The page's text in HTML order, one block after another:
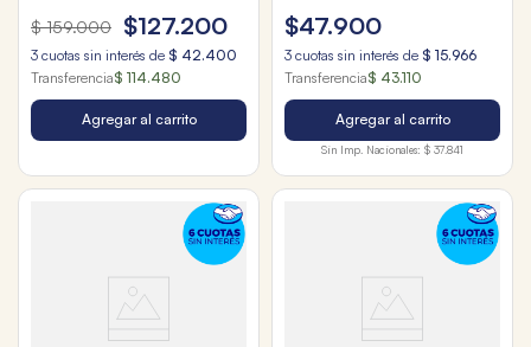
$ 159.000 $127.200
3 cuotas sin interés de $ 42.400
Transferencia$ 114.480
Agregar al carrito
CRISTAL
$47.900
3 cuotas sin interés de $ 15.966
Transferencia$ 43.110
Agregar al carrito
Sin Imp. Nacionales: $ 37.841